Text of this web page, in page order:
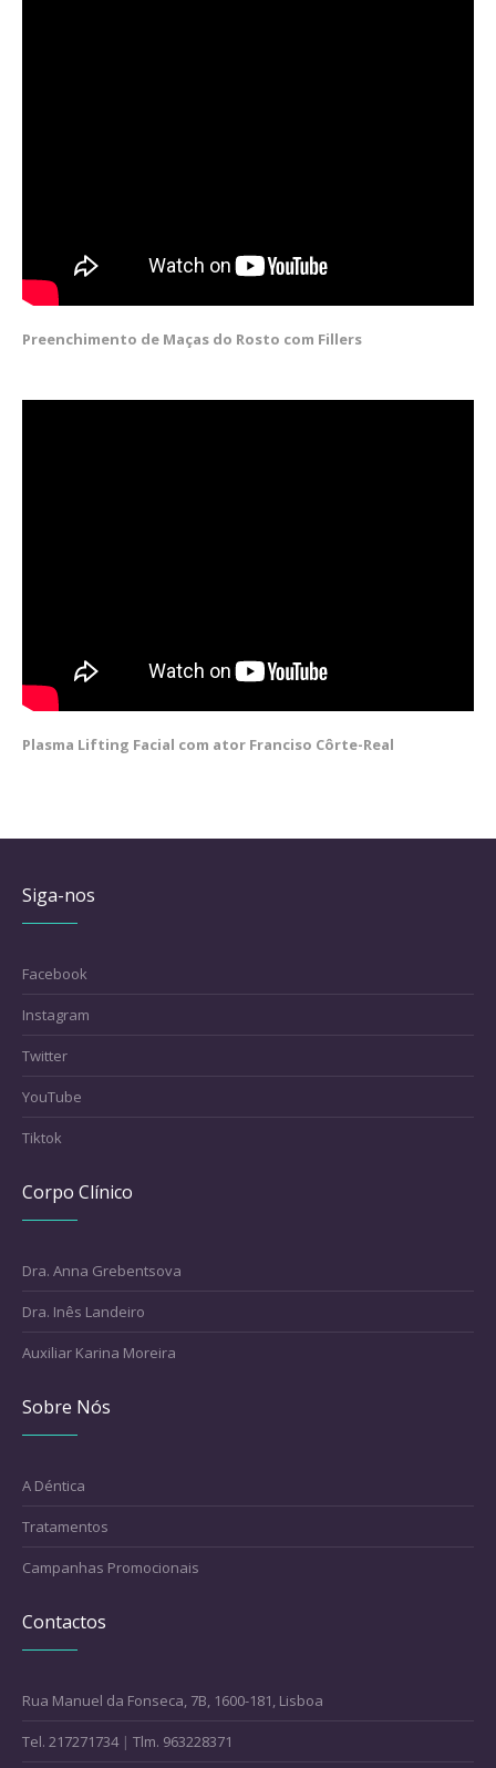
Preenchimento de Maças do Rosto com Fillers
Plasma Lifting Facial com ator Franciso Côrte-Real
Siga-nos
Facebook
Instagram
Twitter
YouTube
Tiktok
Corpo Clínico
Dra. Anna Grebentsova
Dra. Inês Landeiro
Auxiliar Karina Moreira
Sobre Nós
A Déntica
Tratamentos
Campanhas Promocionais
Contactos
Rua Manuel da Fonseca, 7B, 1600-181, Lisboa
Tel. 217271734 |Tlm. 963228371